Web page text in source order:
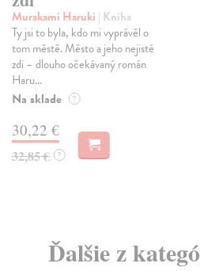
Murakami Haruki | Kniha
Ty jsi to byla, kdo mi vyprávěl o
tom městě. Město a jeho nejisté
zdi – dlouho očekávaný román
Haru...
Na sklade ?
30,22 €
32,85 € ?
Ďalšie z